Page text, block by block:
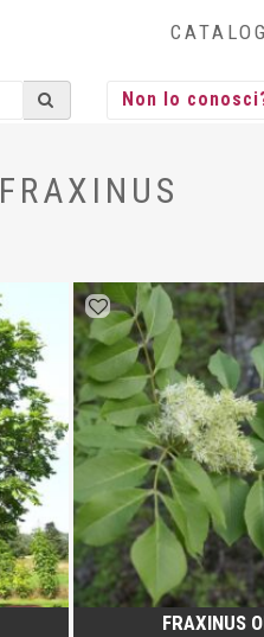
FRAXINUS
FRAXINUS